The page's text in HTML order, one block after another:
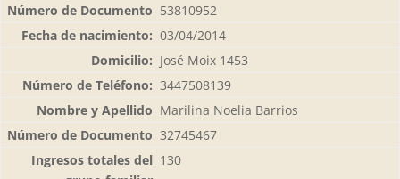
53810952
03/04/2014
José Moix 1453
3447508139
Marilina Noelia Barrios
32745467
130